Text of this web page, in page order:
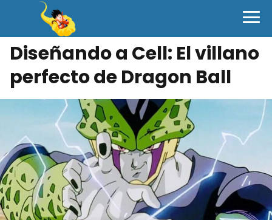
Diseñando a Cell: El villano
perfecto de Dragon Ball